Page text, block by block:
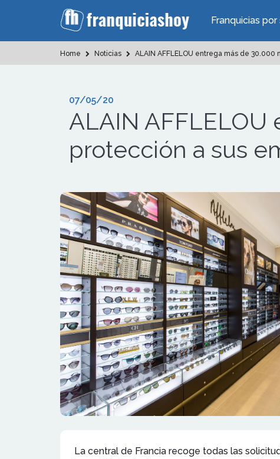
Franquicias
Home Noticias ALAIN AFFLELOU entrega más de
07/05/20
ALAIN AFFLELOU
protección a sus
La central de Francia recoge todas las